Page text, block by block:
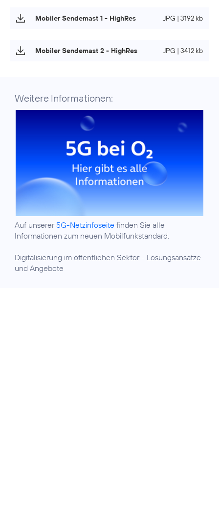
Mobiler Sendemast 1 - HighRes JPG | 3192 kb
Mobiler Sendemast 2 - HighRes JPG | 3412 kb
Weitere Informationen:
Auf unserer 5G-Netzinfoseite finden Sie alle
Informationen zum neuen Mobilfunkstandard.
Digitalisierung im öffentlichen Sektor- Lösungsansätze
und Angebote